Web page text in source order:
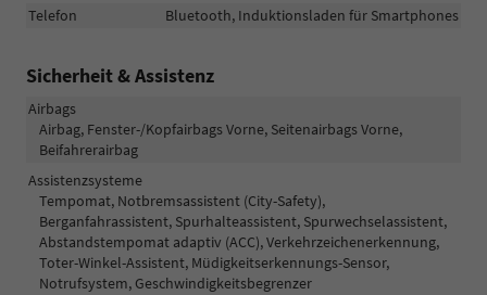
Telefon
Bluetooth, Induktionsladen für Smartphones
Sicherheit & Assistenz
Airbags
Airbag, Fenster-/Kopfairbags Vorne, Seitenairbags Vorne,
Beifahrerairbag
Assistenzsysteme
Tempomat, Notbremsassistent (City-Safety),
Berganfahrassistent, Spurhalteassistent, Spurwechselassistent,
Abstandstempomat adaptiv (ACC), Verkehrzeichenerkennung,
Toter-Winkel-Assistent, Müdigkeitserkennungs-Sensor,
Notrufsystem, Geschwindigkeitsbegrenzer